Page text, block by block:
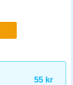
55 kr